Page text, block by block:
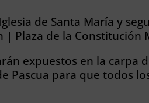
de Santa María y
| Plaza de la Constitución
expuestos en la carpa
Pascua para que todos